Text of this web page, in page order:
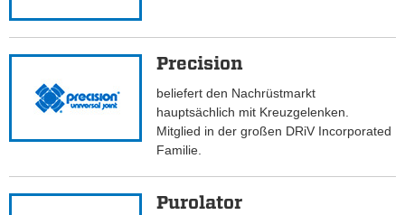
Precision
beliefert den Nachrüstmarkt
hauptsächlich mit Kreuzgelenken.
Mitglied in der großen DRiV Incorporated
Familie.
Purolator